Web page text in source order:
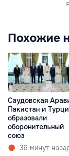
Похожие
Саудовская
Пакистан и
образовали
оборонительный
союз
36 минут